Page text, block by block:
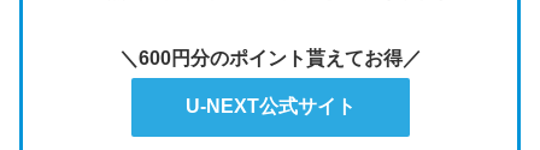
＼600円分のポイント貰えてお得／
U-NEXT公式サイト